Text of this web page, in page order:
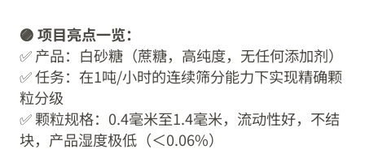
🟣 项目亮点一览：
✅ 产品：白砂糖（蔗糖，高纯度，无任何添加剂）
✅ 任务：在1吨/小时的连续筛分能力下实现精确颗
粒分级
✅ 颗粒规格：0.4毫米至1.4毫米，流动性好，不结
块，产品湿度极低（＜0.06%）